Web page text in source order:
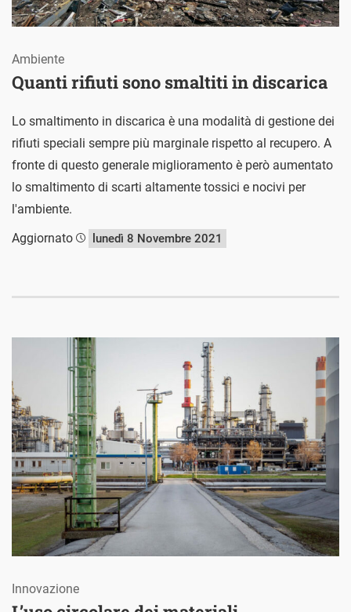
Quanti rifiuti sono smaltiti in discarica
Ambiente
Lo smaltimento in discarica è una modalità di gestione dei
rifiuti speciali sempre più marginale rispetto al recupero. A
fronte di questo generale miglioramento è però aumentato
lo smaltimento di scarti altamente tossici e nocivi per
l'ambiente.
Aggiornato
lunedì 8 Novembre 2021
Innovazione